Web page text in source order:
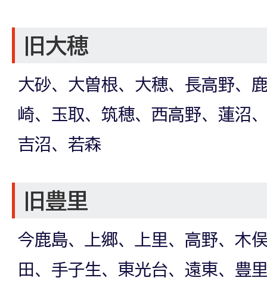
旧大穂
大砂、大曽根、大穂、長高野、
崎、玉取、筑穂、西高野、蓮沼
吉沼、若森
旧豊里
今鹿島、上郷、上里、高野、木
田、手子生、東光台、遠東、豊